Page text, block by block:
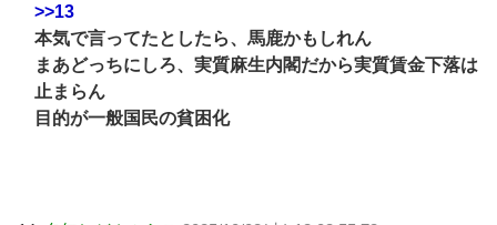
>>13
本気で言ってたとしたら、馬鹿かもしれん
まあどっちにしろ、実質麻生内閣だから実質賃金下落は
止まらん
目的が一般国民の貧困化